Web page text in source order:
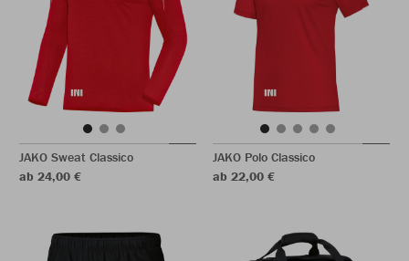
JAKO Sweat Classico
ab 24,00 €
JAKO Polo Classico
ab 22,00 €